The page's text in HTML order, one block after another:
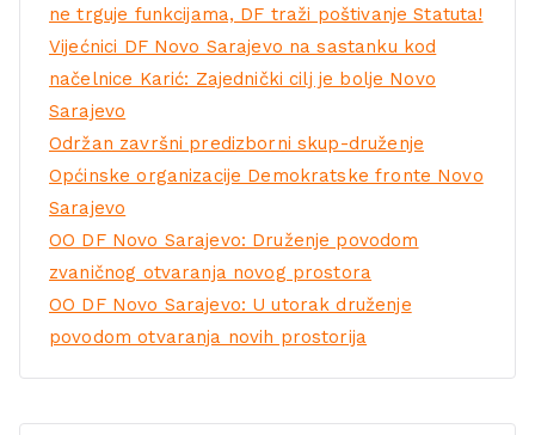
ne trguje funkcijama, DF traži poštivanje Statuta!
Vijećnici DF Novo Sarajevo na sastanku kod
načelnice Karić: Zajednički cilj je bolje Novo
Sarajevo
Održan završni predizborni skup-druženje
Općinske organizacije Demokratske fronte Novo
Sarajevo
OO DF Novo Sarajevo: Druženje povodom
zvaničnog otvaranja novog prostora
OO DF Novo Sarajevo: U utorak druženje
povodom otvaranja novih prostorija